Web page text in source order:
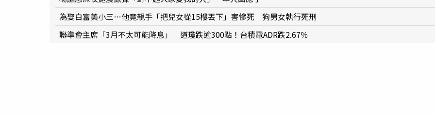
為娶白富美小三…他竟親手「把兒女從15樓丟下」害慘死 狗男女執行死刑
聯準會主席「3月不太可能降息」 道瓊跌逾300點！台積電ADR跌2.67％